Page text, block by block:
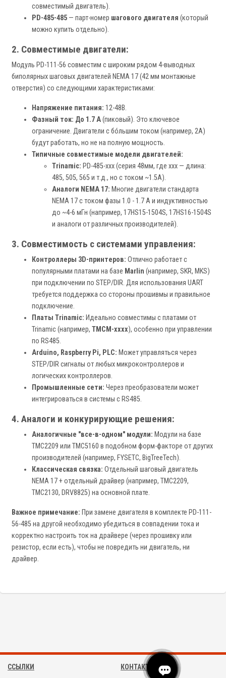
совместимый двигатель).
PD-485-485 — парт-номер шагового двигателя (который
можно купить отдельно).
2. Совместимые двигатели:
Модуль PD-111-56 совместим с широким рядом 4-выводных
биполярных шаговых двигателей NEMA 17 (42 мм монтажные
отверстия) со следующими характеристиками:
Напряжение питания: 12-48В.
Фазный ток: До 1.7 А(пиковый). Это ключевое
ограничение. Двигатели с бóльшим током (например, 2А)
будут работать, но не на полную мощность.
Типичные совместимые модели двигателей:
Trinamic: PD-485-xxx (серия 48мм, где xxx — длина:
485, 505, 565 и т.д., но с током ~1.5А).
Аналоги NEMA 17: Многие двигатели стандарта
NEMA 17 с током фазы 1.0 - 1.7 А и индуктивностью
до ~4-6 мГн (например, 17HS15-1504S, 17HS16-1504S
и аналоги от различных производителей).
3. Совместимость с системами управления:
Контроллеры 3D-принтеров: Отлично работает с
популярными платами на базе Marlin (например, SKR, MKS)
при подключении по STEP/DIR. Для использования UART
требуется поддержка со стороны прошивмы и правильное
подключение.
Платы Trinamic: Идеально совместимы с платами от
Trinamic (например, TMCM-xxxx), особенно при управлении
по RS485.
Arduino, Raspberry Pi, PLC: Может управляться через
STEP/DIR сигналы от любых микроконтроллеров и
логических контроллеров.
Промышленные сети: Через преобразователи может
интегрироваться в системы с RS485.
4. Аналоги и конкурирующие решения:
Аналогичные "все-в-одном" модули: Модули на базе
TMC2209 или TMC5160 в подобном форм-факторе от других
производителей (например, FYSETC, BigTreeTech).
Классическая связка: Отдельный шаговый двигатель
NEMA 17 + отдельный драйвер (например, TMC2209,
TMC2130, DRV8825) на основной плате.
Важное примечание: При замене двигателя в комплекте PD-111-
56-485 на другой необходимо убедиться в совпадении тока и
корректно настроить ток на драйвере (через прошивку или
резистор, если есть), чтобы не повредить ни двигатель, ни
драйвер.
ССЫЛКИ КОНТАКТЫ